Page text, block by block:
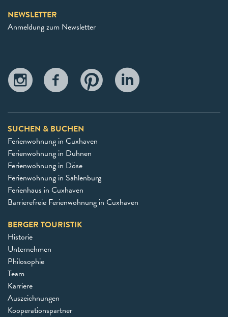
NEWSLETTER
Anmeldung zum Newsletter
SUCHEN & BUCHEN
Ferienwohnung in Cuxhaven
Ferienwohnung in Duhnen
Ferienwohnung in Döse
Ferienwohnung in Sahlenburg
Ferienhaus in Cuxhaven
Barrierefreie Ferienwohnung in Cuxhaven
BERGER TOURISTIK
Historie
Unternehmen
Philosophie
Team
Karriere
Auszeichnungen
Kooperationspartner